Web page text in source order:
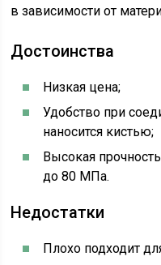
в зависимости от
Достоинства
Низкая цена;
Удобство при
наносится кистью;
Высокая
до 80 МПа.
Недостатки
Плохо подходит